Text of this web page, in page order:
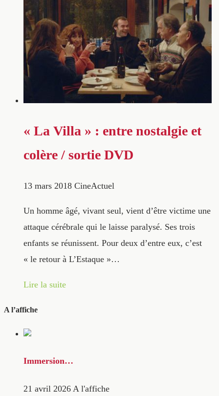
« La Villa » : entre nostalgie et
colère / sortie DVD
13 mars 2018 CineActuel
Un homme âgé, vivant seul, vient d’être victime une
attaque cérébrale qui le laisse paralysé. Ses trois
enfants se réunissent. Pour deux d’entre eux, c’est
« le retour à L’Estaque »…
Lire la suite
A l’affiche
Immersion…
21 avril 2026 A l'affiche